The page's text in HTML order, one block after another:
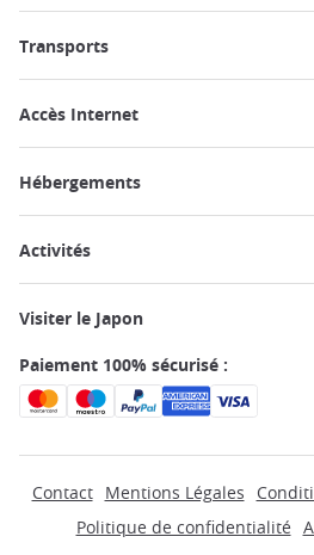
Transports
Accès Internet
Hébergements
Activités
Visiter le Japon
Paiement 100% sécurisé :
Contact Mentions Légales
Politique de confidentialité